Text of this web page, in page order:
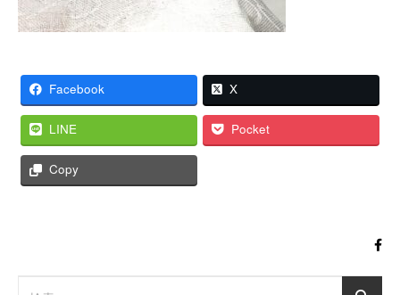
Facebook X
LINE Pocket
Copy